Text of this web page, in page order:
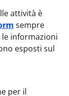
attività è
sempre
informazioni
esposti sul
per il